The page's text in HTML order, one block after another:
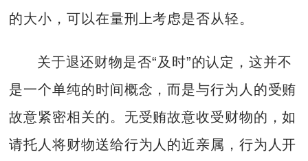
的大小，可以在量刑上考虑是否从轻。
关于退还财物是否“及时”的认定，这并不
是一个单纯的时间概念，而是与行为人的受贿
故意紧密相关的。无受贿故意收受财物的，如
请托人将财物送给行为人的近亲属，行为人开